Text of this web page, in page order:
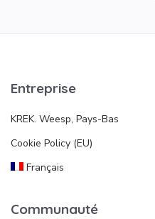
Entreprise
KREK. Weesp, Pays-Bas
Cookie Policy (EU)
Français
Communauté